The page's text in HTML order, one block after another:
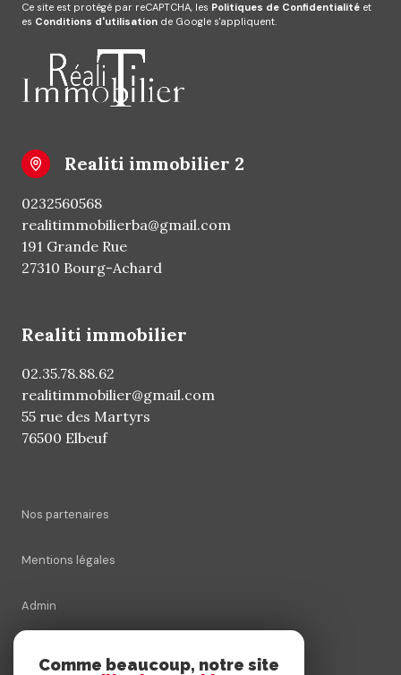
Ce site est protégé par reCAPTCHA, les Politiques de Confidentialité et
es Conditions d'utilisation de Google s'appliquent.
realiti immobilier 2
0232560568
realitimmobilierba@gmail.com
191 Grande Rue
27310 Bourg-Achard
realiti immobilier
02.35.78.88.62
realitimmobilier@gmail.com
55 rue des Martyrs
76500 Elbeuf
Nos partenaires
Mentions légales
Admin
Comme beaucoup, notre site